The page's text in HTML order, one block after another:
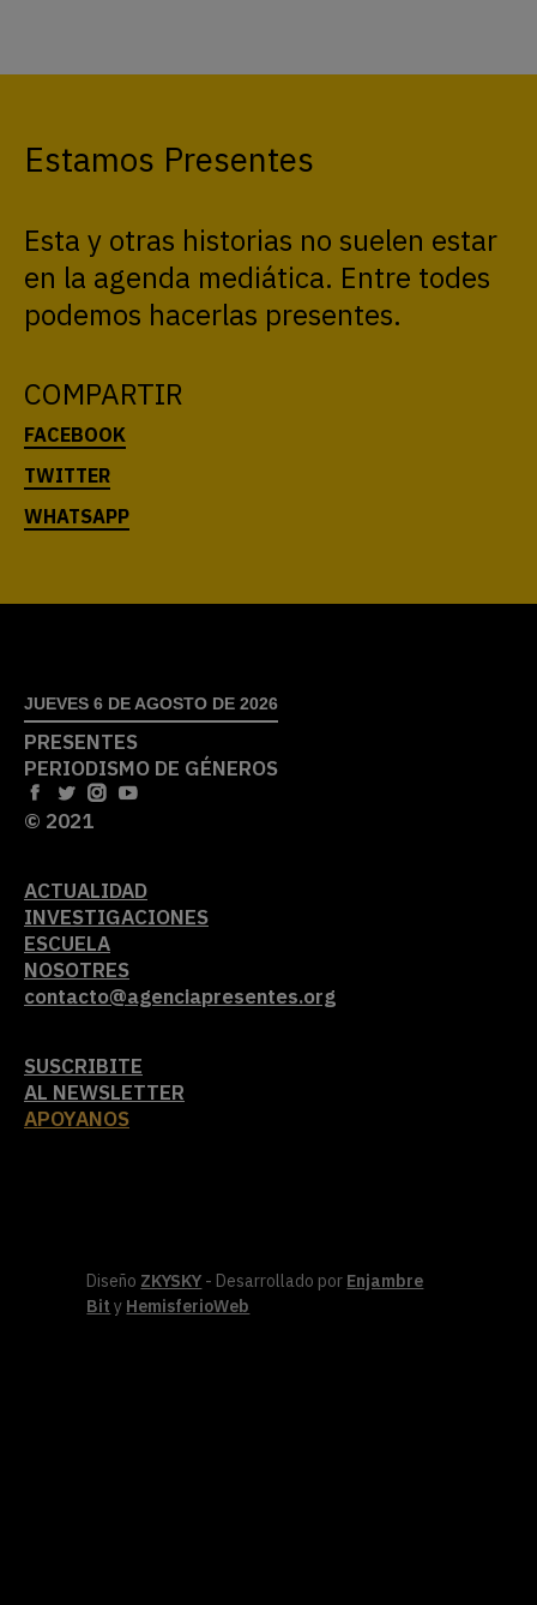
Estamos Presentes
Esta y otras historias no suelen estar
en la agenda mediática. Entre todes
podemos hacerlas presentes.
COMPARTIR
JUEVES 6 DE AGOSTO DE 2026
PRESENTES
PERIODISMO DE GÉNEROS
© 2021
ACTUALIDAD
INVESTIGACIONES
ESCUELA
NOSOTRES
contacto@agenciapresentes.org
SUSCRIBITE
AL NEWSLETTER
APOYANOS
Diseño ZKYSKY - Desarrollado por Enjambre
Bit y HemisferioWeb